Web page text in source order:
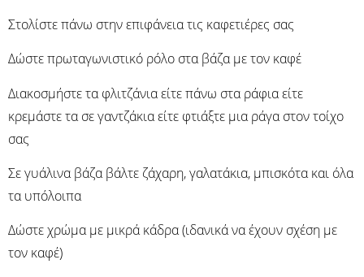
Στολίστε πάνω στην επιφάνεια τις καφετιέρες σας
Δώστε πρωταγωνιστικό ρόλο στα βάζα με τον καφέ
Διακοσμήστε τα φλιτζάνια είτε πάνω στα ράφια είτε
κρεμάστε τα σε γαντζάκια είτε φτιάξτε μια ράγα στον τοίχο
σας
Σε γυάλινα βάζα βάλτε ζάχαρη, γαλατάκια, μπισκότα και όλα
τα υπόλοιπα
Δώστε χρώμα με μικρά κάδρα (ιδανικά να έχουν σχέση με
τον καφέ)